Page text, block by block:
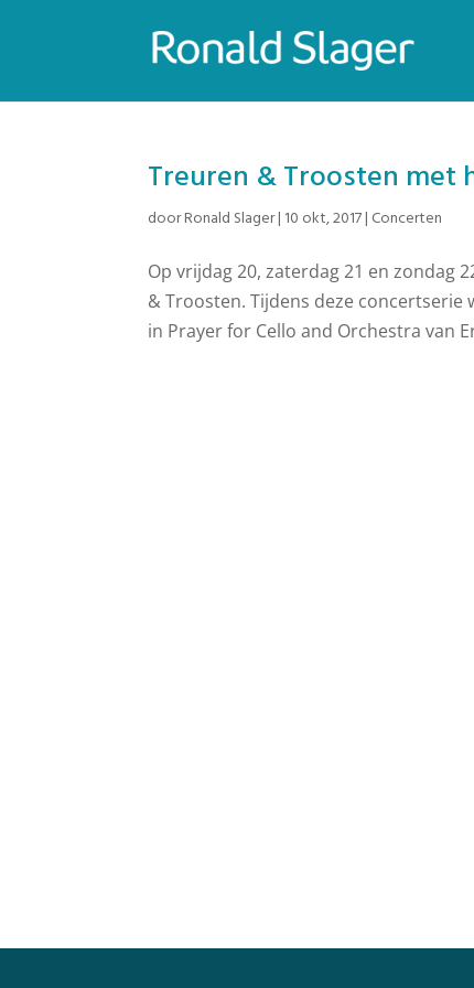
Treuren & Troosten met
doorRonald Slager| 10 okt, 2017| Concerten
Op vrijdag 20, zaterdag 21 en zondag
& Troosten. Tijdens deze concertserie
in Prayer for Cello and Orchestra van